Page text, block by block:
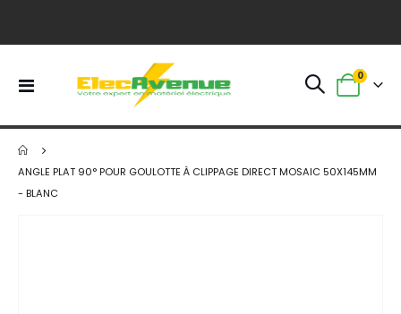
Basculer
Panier
0
ANGLE PLAT 90° POUR GOULOTTE À CLIPPAGE DIRECT MOSAIC 50X145MM
- BLANC